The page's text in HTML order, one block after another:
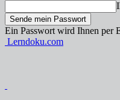
Ein Passwort wird Ihnen per
Lerndoku.com